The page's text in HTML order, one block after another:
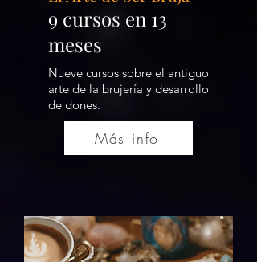
9 cursos en 13
meses
Nueve cursos sobre el antiguo
arte de la brujería y desarrollo
de dones.
Más info